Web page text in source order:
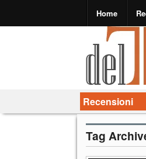
Home
Recensioni
Tag